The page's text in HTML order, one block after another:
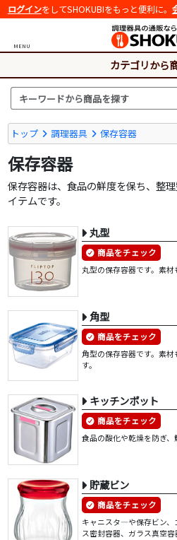
ログインをしてSHOKUBIをもっと便利に。
MENU
カテゴリから
トップ 調理器具 保存容器
保存容器
保存容器は、食品の鮮度を保ち、整
イテムです。
丸型
商品をチェック
丸型の保存容器です。素材
角型
商品をチェック
角型の保存容器です。素
す。
キッチンポット
商品をチェック
食品の酸化や乾燥を防ぎ、
貯蔵ビン
商品をチェック
キャニスタ―や保存ビン、
ス密封容器、ガラス真空容